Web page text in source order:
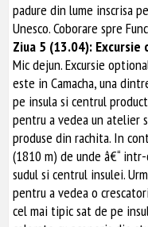
padure din lume inscrisa
Unesco. Coborare spre
Ziua 5 (13.04):
Mic dejun. Excursie
este in Camacha, una
pe insula si centrul
pentru a vedea un atelier
produse din rachita. In
(1810 m) de unde â€“
sudul si centrul insulei.
pentru a vedea o
cel mai tipic sat de pe